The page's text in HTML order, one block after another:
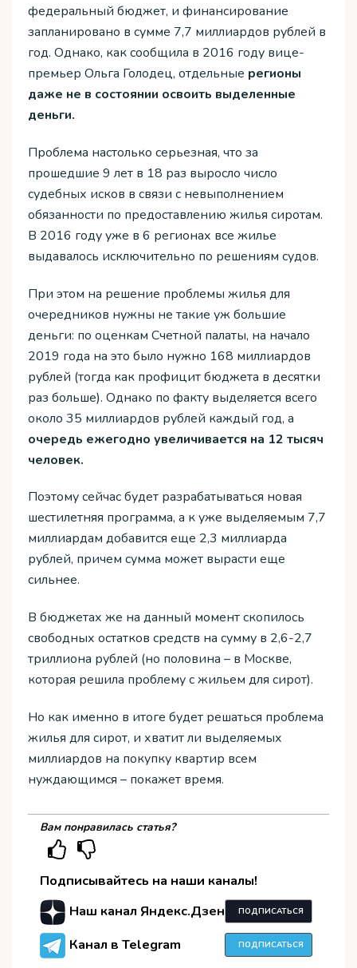
федеральный бюджет, и финансирование
запланировано в сумме 7,7 миллиардов рублей в
год. Однако, как сообщила в 2016 году вице-
премьер Ольга Голодец, отдельные регионы
даже не в состоянии освоить выделенные
деньги.
Проблема настолько серьезная, что за
прошедшие 9 лет в 18 раз выросло число
судебных исков в связи с невыполнением
обязанности по предоставлению жилья сиротам.
В 2016 году уже в 6 регионах все жилье
выдавалось исключительно по решениям судов.
При этом на решение проблемы жилья для
очередников нужны не такие уж большие
деньги: по оценкам Счетной палаты, на начало
2019 года на это было нужно 168 миллиардов
рублей (тогда как профицит бюджета в десятки
раз больше). Однако по факту выделяется всего
около 35 миллиардов рублей каждый год, а
очередь ежегодно увеличивается на 12 тысяч
человек.
Поэтому сейчас будет разрабатываться новая
шестилетняя программа, а к уже выделяемым 7,7
миллиардам добавится еще 2,3 миллиарда
рублей, причем сумма может вырасти еще
сильнее.
В бюджетах же на данный момент скопилось
свободных остатков средств на сумму в 2,6-2,7
триллиона рублей (но половина – в Москве,
которая решила проблему с жильем для сирот).
Но как именно в итоге будет решаться проблема
жилья для сирот, и хватит ли выделяемых
миллиардов на покупку квартир всем
нуждающимся – покажет время.
Вам понравилась статья?
Подписывайтесь на наши каналы!
Наш канал Яндекс.Дзен
ПОДПИСАТЬСЯ
Канал в Telegram ПОДПИСАТЬСЯ